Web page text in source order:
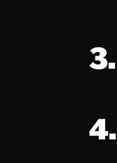
3.
4.